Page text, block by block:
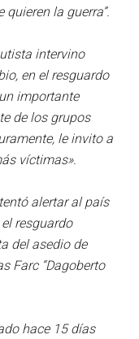
la guerra”.
intervino
en el resguardo
importante
de los grupos
le invito a
víctimas».
alertar al país
resguardo
del asedio de
Farc “Dagoberto
hace 15 días